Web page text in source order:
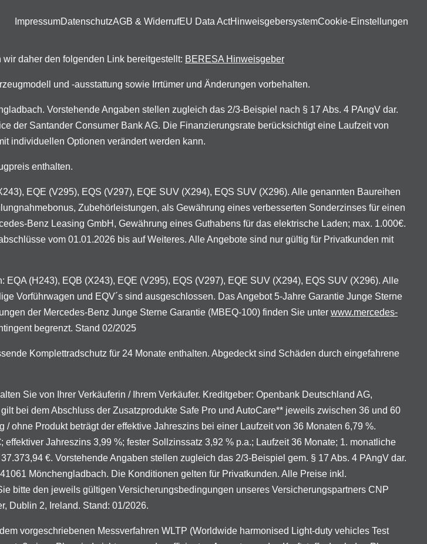
ImpressumDatenschutzAGB & WiderrufEU Data ActHinweisgebersystemCookie-Einstellungen
daher den folgenden Link bereitgestellt: BERESA Hinweisgeber
und -ausstattung sowie Irrtümer und Änderungen vorbehalten.
Vorstehende Angaben stellen zugleich das 2/3-Beispiel nach § 17 Abs. 4 PAngV dar.
der Santander Consumer Bank AG. Die Finanzierungsrate berücksichtigt eine Laufzeit von
individuellen Optionen verändert werden kann.
enthalten.
EQE (V295), EQS (V297), EQE SUV (X294), EQS SUV (X296). Alle genannten Baureihen
Zubehörleistungen, als Gewährung eines verbesserten Sonderzinses für einen
Benz Leasing GmbH, Gewährung eines Guthabens für das elektrische Laden; max. 1.000€.
vom 01.01.2026 bis auf Weiteres. Alle Angebote sind nur gültig für Privatkunden mit
(H243), EQB (X243), EQE (V295), EQS (V297), EQE SUV (X294), EQS SUV (X296). Alle
Vorführwagen und EQV´s sind ausgeschlossen. Das Angebot 5-Jahre Garantie Junge Sterne
der Mercedes-Benz Junge Sterne Garantie (MBEQ-100) finden Sie unter www.mercedes-
begrenzt. Stand 02/2025
Komplettradschutz für 24 Monate enthalten. Abgedeckt sind Schäden durch eingefahrene
Sie von Ihrer Verkäuferin / Ihrem Verkäufer. Kreditgeber: Openbank Deutschland AG,
bei dem Abschluss der Zusatzprodukte Safe Pro und AutoCare** jeweils zwischen 36 und 60
ohne Produkt beträgt der effektive Jahreszins bei einer Laufzeit von 36 Monaten 6,79 %.
Jahreszins 3,99 %; fester Sollzinssatz 3,92 % p.a.; Laufzeit 36 Monate; 1. monatliche
€. Vorstehende Angaben stellen zugleich das 2/3-Beispiel gem. § 17 Abs. 4 PAngV dar.
Mönchengladbach. Die Konditionen gelten für Privatkunden. Alle Preise inkl.
bitte den jeweils gültigen Versicherungsbedingungen unseres Versicherungspartners CNP
Dublin 2, Ireland. Stand: 01/2026.
vorgeschriebenen Messverfahren WLTP (Worldwide harmonised Light-duty vehicles Test